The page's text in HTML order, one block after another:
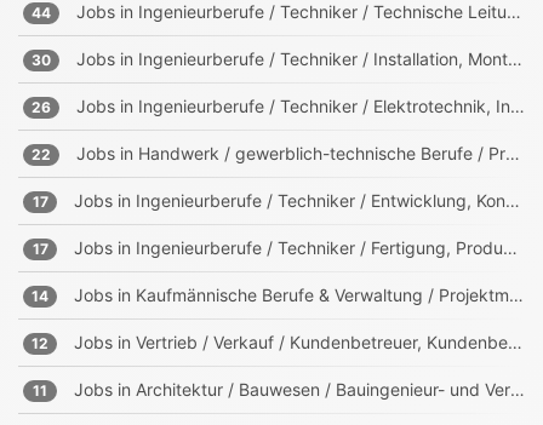
44 Jobs in Ingenieurberufe / Techniker / Technische Leitung, Projektleitung
30 Jobs in Ingenieurberufe / Techniker / Installation, Montage, Wartung
26 Jobs in Ingenieurberufe / Techniker / Elektrotechnik, Informationstechnik, Mechatronik
22 Jobs in Handwerk / gewerblich-technische Berufe / Produktion
17 Jobs in Ingenieurberufe / Techniker / Entwicklung, Konstruktion, Produktmanagement
17 Jobs in Ingenieurberufe / Techniker / Fertigung, Produktion
14 Jobs in Kaufmännische Berufe & Verwaltung / Projektmanagement, Projektleitung
12 Jobs in Vertrieb / Verkauf / Kundenbetreuer, Kundenberater
11 Jobs in Architektur / Bauwesen / Bauingenieur- und Vermessungswesen